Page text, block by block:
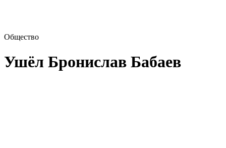
Общество
Ушёл Бронислав Бабаев